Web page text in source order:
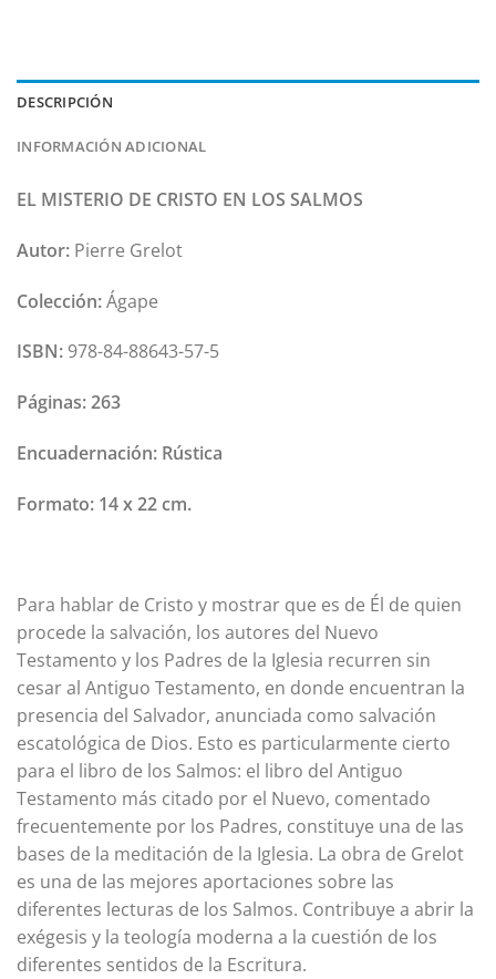
DESCRIPCIÓN
INFORMACIÓN ADICIONAL
EL MISTERIO DE CRISTO EN LOS SALMOS
Autor: Pierre Grelot
Colección:Ágape
ISBN: 978-84-88643-57-5
Páginas:263
Encuadernación: Rústica
Formato: 14 x 22 cm.
Para hablar de Cristo y mostrar que es de Él de quien
procede la salvación, los autores del Nuevo
Testamento y los Padres de la Iglesia recurren sin
cesar al Antiguo Testamento, en donde encuentran la
presencia del Salvador, anunciada como salvación
escatológica de Dios. Esto es particularmente cierto
para el libro de los Salmos: el libro del Antiguo
Testamento más citado por el Nuevo, comentado
frecuentemente por los Padres, constituye una de las
bases de la meditación de la Iglesia. La obra de Grelot
es una de las mejores aportaciones sobre las
diferentes lecturas de los Salmos. Contribuye a abrir la
exégesis y la teología moderna a la cuestión de los
diferentes sentidos de la Escritura.